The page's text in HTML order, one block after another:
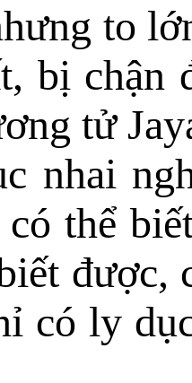
to
bị chận
tử
nhai
thể
được,
có ly